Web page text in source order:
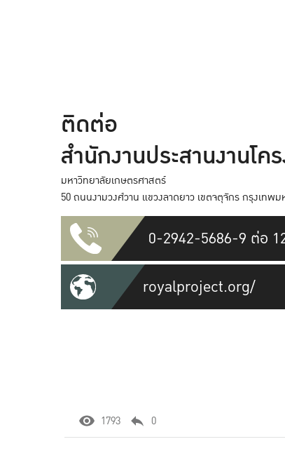
ติดต่อ
สำนักงานประสานงานโค
มหาวิทยาลัยเกษตรศาสตร์
50 ถนนงามวงศ์วาน แขวงลาดยาว เขตจตุจักร กรุงเทพม
0-2942-5686-9 ต่อ
royalproject.org/
1793 0